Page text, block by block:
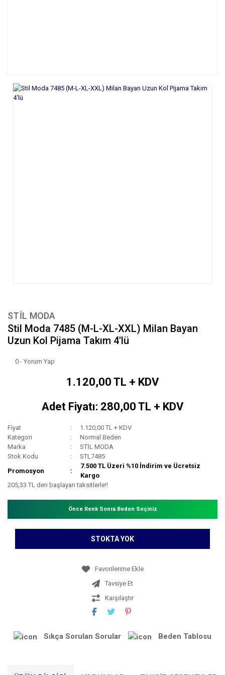
STİL MODA
Stil Moda 7485 (M-L-XL-XXL) Milan Bayan
Uzun Kol Pijama Takım 4'lü
0 - Yorum Yap
1.120,00 TL + KDV
Adet Fiyatı: 280,00 TL + KDV
Fiyat
1.120,00 TL + KDV
Kategori
Normal Beden
Marka
STİL MODA
Stok Kodu
STL7485
Promosyon
7.500 TL Üzeri %10 İndirim ve Ücretsiz
Kargo
205,33 TL den başlayan taksitlerle!!
Önce Renk Sonra Beden Seçiniz
STOKTA YOK
Tavsiye Et
Karşılaştır
Sıkça Sorulan Sorular Beden Tablosu